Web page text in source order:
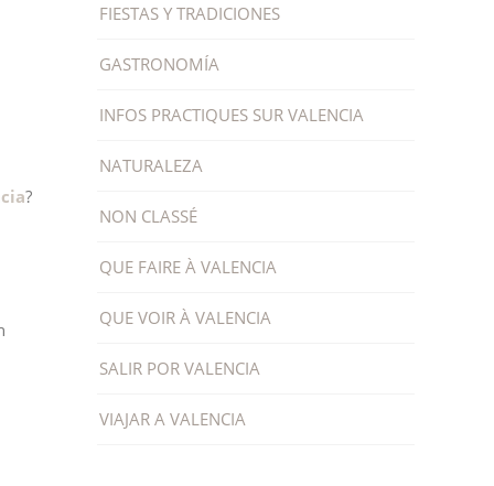
?
FIESTAS Y TRADICIONES
GASTRONOMÍA
INFOS PRACTIQUES SUR VALENCIA
NATURALEZA
NON CLASSÉ
QUE FAIRE À VALENCIA
QUE VOIR À VALENCIA
SALIR POR VALENCIA
VIAJAR A VALENCIA